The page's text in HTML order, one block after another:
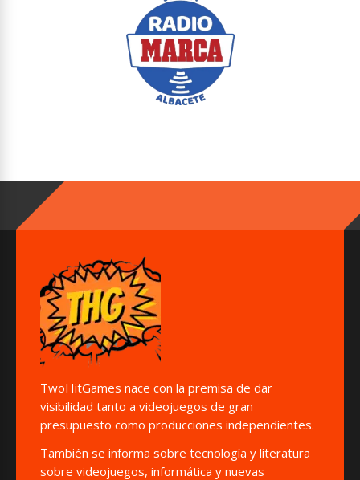
TwoHitGames nace con la premisa de dar
visibilidad tanto a videojuegos de gran
presupuesto como producciones independientes.
También se informa sobre tecnología y literatura
sobre videojuegos, informática y nuevas